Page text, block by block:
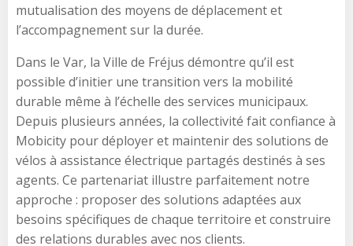
mutualisation des moyens de déplacement et
l’accompagnement sur la durée.
Dans le Var, la Ville de Fréjus démontre qu’il est
possible d’initier une transition vers la mobilité
durable même à l’échelle des services municipaux.
Depuis plusieurs années, la collectivité fait confiance à
Mobicity pour déployer et maintenir des solutions de
vélos à assistance électrique partagés destinés à ses
agents. Ce partenariat illustre parfaitement notre
approche : proposer des solutions adaptées aux
besoins spécifiques de chaque territoire et construire
des relations durables avec nos clients.